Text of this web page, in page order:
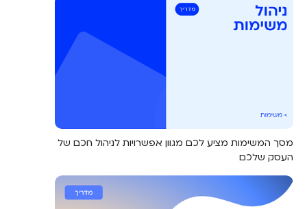
מסך המשימות מציע לכם מגוון אפשרויות לניהול חכם של
העסק שלכם